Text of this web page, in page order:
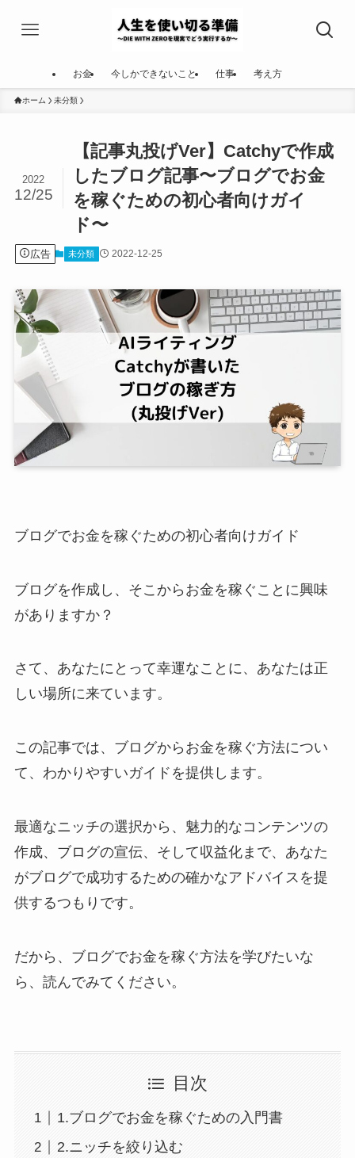
お金 今しかできないこと 仕事 考え方
ホーム 未分類
【記事丸投げVer】Catchyで作成
したブログ記事〜ブログでお金
を稼ぐための初心者向けガイ
ド〜
2022
12/25
広告 未分類 2022-12-25
ブログでお金を稼ぐための初心者向けガイド
ブログを作成し、そこからお金を稼ぐことに興味
がありますか？
さて、あなたにとって幸運なことに、あなたは正
しい場所に来ています。
この記事では、ブログからお金を稼ぐ方法につい
て、わかりやすいガイドを提供します。
最適なニッチの選択から、魅力的なコンテンツの
作成、ブログの宣伝、そして収益化まで、あなた
がブログで成功するための確かなアドバイスを提
供するつもりです。
だから、ブログでお金を稼ぐ方法を学びたいな
ら、読んでみてください。
目次
1.ブログでお金を稼ぐための入門書
2.ニッチを絞り込む